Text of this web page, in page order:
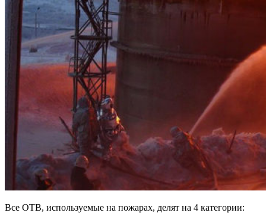
Все ОТВ, используемые на пожарах, делят на 4 категории: